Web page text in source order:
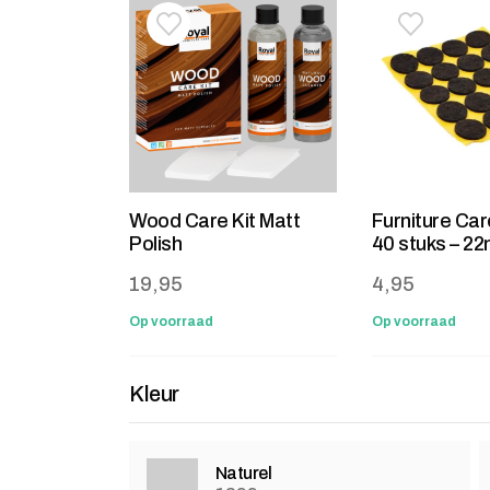
Toevoegen aan verlanglijstje
Verwijderen van verlanglijst
Wood Care Kit Matt
Polish
19,95
Op voorraad
Furniture
40 stuks –
4,95
Op voorraad
Kleur
Naturel